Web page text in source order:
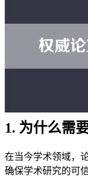
1. 为什么需
在当今学术领域，
确保学术研究的可